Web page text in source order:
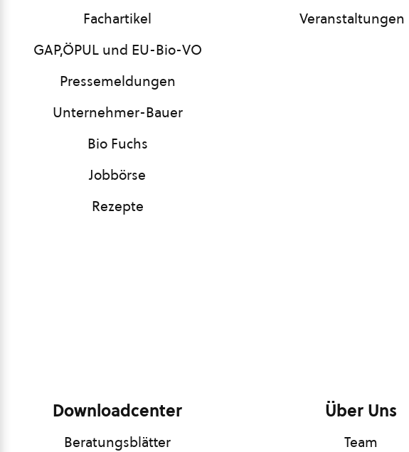
Fachartikel
GAP,ÖPUL und EU-Bio-VO
Pressemeldungen
Unternehmer-Bauer
Bio Fuchs
Jobbörse
Rezepte
Veranstaltungen
Downloadcenter
Beratungsblätter
Über Uns
Team